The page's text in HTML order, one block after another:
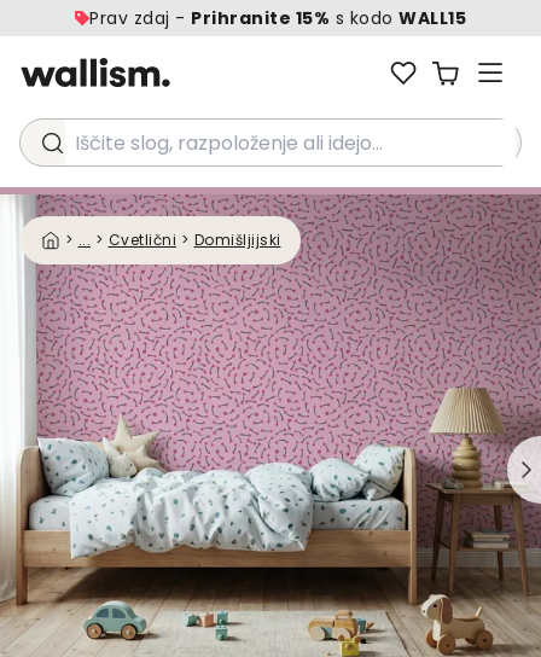
Prav zdaj - Prihranite 15% s kodo WALL15
Iščite slog, razpoloženje ali idejo...
> ... > Cvetlični > Domišljijski